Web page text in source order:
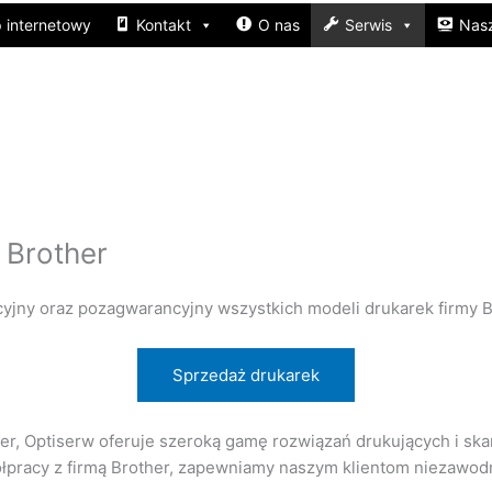
internetowy Kontakt O nas Serwis
oraz pozagwarancyjny wszystkich modeli drukarek firmy
Sprzedaż drukarek
Optiserw oferuje szeroką gamę rozwiązań drukujących i
z firmą Brother, zapewniamy naszym klientom